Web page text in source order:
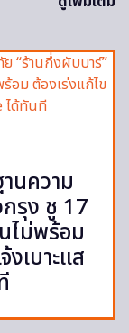
นความ
รุง ชู 17
ไม่พร้อม
เบาะแส